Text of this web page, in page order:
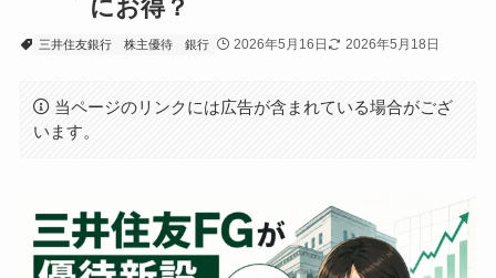
にお得？
三井住友銀行 株主優待 銀行 2026年5月16日 2026年5月18日
当ページのリンクには広告が含まれている場合がござ
います。